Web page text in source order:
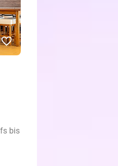
favorite_border
bis